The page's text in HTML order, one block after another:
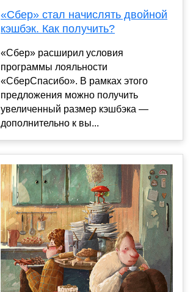
«Сбер» стал начислять двойной
кэшбэк. Как получить?
«Сбер» расширил условия
программы лояльности
«СберСпасибо». В рамках этого
предложения можно получить
увеличенный размер кэшбэка —
дополнительно к вы...